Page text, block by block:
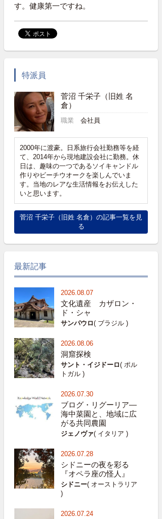
す。健康第一ですね。
特派員
菅沼 千栄子（旧姓 名
倉）
職業 会社員
2000年に渡豪。日系旅行会社勤務等を経
て、2014年から現地建設会社に勤務。休
日は、趣味の一つであるソイキャンドル
作りやビーチウオークを楽しんでいま
す。当地のレアな生活情報をお伝えした
いと思います。
菅沼 千栄子（旧姓 名倉）の記事一覧を見
る
最新記事
2026.08.07
文化遺産 カザロン・
ド・シャ
サンパウロ( ブラジル )
2026.08.06
洞窟探検
サント・イジドーロ( ポル
トガル )
2026.07.30
ブログ・リグーリア―
海中菜園と、地域に広
がる共同農園
ジェノヴァ( イタリア )
2026.07.28
シドニーの夜を彩る
『オペラ座の怪人』
シドニー( オーストラリア
)
2026.07.24